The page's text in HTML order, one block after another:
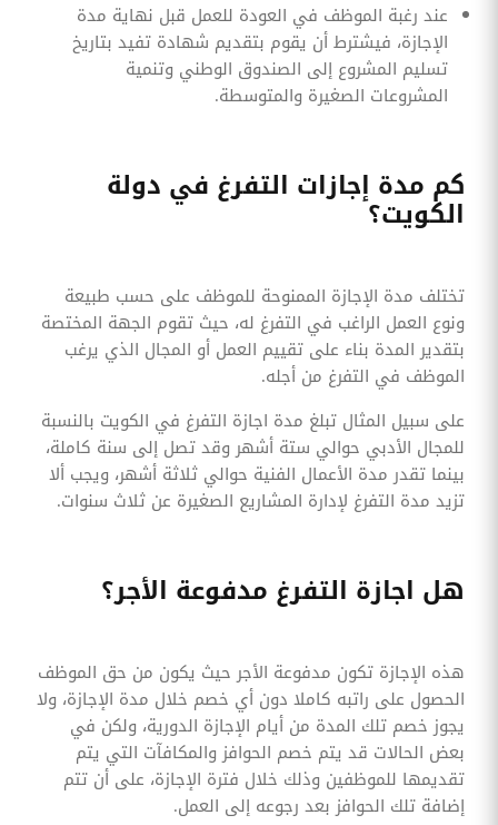
عند رغبة الموظف في العودة للعمل قبل نهاية مدة
الإجازة، فيشترط أن يقوم بتقديم شهادة تفيد بتاريخ
تسليم المشروع إلى الصندوق الوطني وتنمية
المشروعات الصغيرة والمتوسطة.
كم مدة إجازات التفرغ في دولة
الكويت؟
تختلف مدة الإجازة الممنوحة للموظف على حسب طبيعة
ونوع العمل الراغب في التفرغ له، حيث تقوم الجهة المختصة
بتقدير المدة بناء على تقييم العمل أو المجال الذي يرغب
الموظف في التفرغ من أجله.
على سبيل المثال تبلغ مدة اجازة التفرغ في الكويت بالنسبة
للمجال الأدبي حوالي ستة أشهر وقد تصل إلى سنة كاملة،
بينما تقدر مدة الأعمال الفنية حوالي ثلاثة أشهر، ويجب ألا
تزيد مدة التفرغ لإدارة المشاريع الصغيرة عن ثلاث سنوات.
هل اجازة التفرغ مدفوعة الأجر؟
هذه الإجازة تكون مدفوعة الأجر حيث يكون من حق الموظف
الحصول على راتبه كاملا دون أي خصم خلال مدة الإجازة، ولا
يجوز خصم تلك المدة من أيام الإجازة الدورية، ولكن في
بعض الحالات قد يتم خصم الحوافز والمكافآت التي يتم
تقديمها للموظفين وذلك خلال فترة الإجازة، على أن تتم
إضافة تلك الحوافز بعد رجوعه إلى العمل.